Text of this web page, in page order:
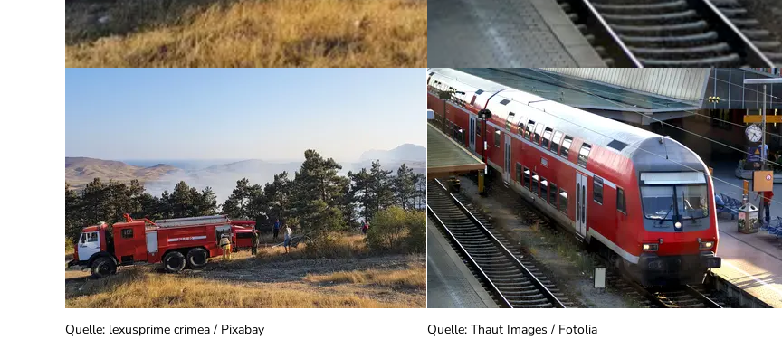
Quelle: lexusprime crimea / Pixabay Quelle: Thaut Images / Fotolia